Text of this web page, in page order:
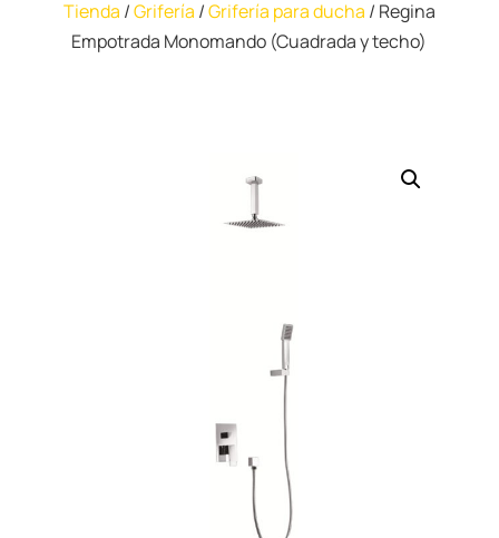
Tienda /Grifería /Grifería para ducha / Regina
Empotrada Monomando (Cuadrada y techo)